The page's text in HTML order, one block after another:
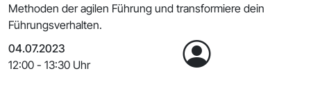
Methoden der agilen Führung und transformiere dein
Führungsverhalten.
04.07.2023
12:00 - 13:30 Uhr